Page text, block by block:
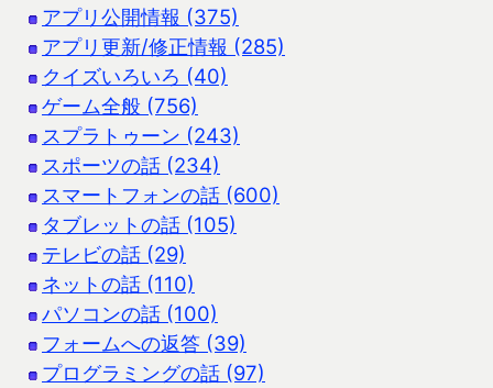
アプリ公開情報 (375)
アプリ更新/修正情報 (285)
クイズいろいろ (40)
ゲーム全般 (756)
スプラトゥーン (243)
スポーツの話 (234)
スマートフォンの話 (600)
タブレットの話 (105)
テレビの話 (29)
ネットの話 (110)
パソコンの話 (100)
フォームへの返答 (39)
プログラミングの話 (97)